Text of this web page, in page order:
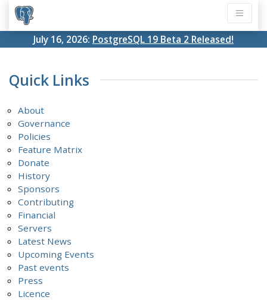
July 16, 2026: PostgreSQL 19 Beta 2 Released!
Quick Links
About
Governance
Policies
Feature Matrix
Donate
History
Sponsors
Contributing
Financial
Servers
Latest News
Upcoming Events
Past events
Press
Licence